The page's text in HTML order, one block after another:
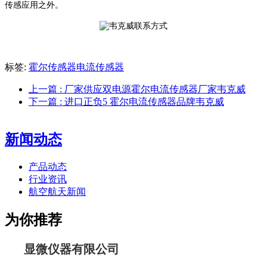
传感应用之外。
标签: 霍尔传感器电流传感器
上一篇 : 厂家供应双电源霍尔电流传感器厂家韦克威
下一篇 : 进口正负5 霍尔电流传感器品牌韦克威
新闻动态
产品动态
行业资讯
航空航天新闻
为你推荐
显微仪器有限公司